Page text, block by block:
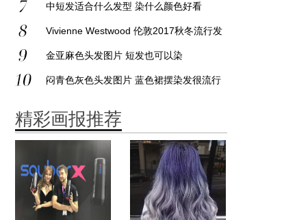
新年！
中短发适合什么发型 染什么颜色好看
Vivienne Westwood 伦敦2017秋冬流行发
布
金亚麻色头发图片 短发也可以染
闷青色灰色头发图片 蓝色裙摆染发很流行
精彩画报推荐